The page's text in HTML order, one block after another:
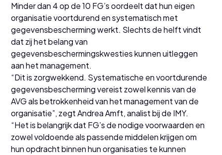
Minder dan 4 op de 10 FG’s oordeelt dat hun eigen
organisatie voortdurend en systematisch met
gegevensbescherming werkt. Slechts de helft vindt
dat zij het belang van
gegevensbeschermingskwesties kunnen uitleggen
aan het management.
“Dit is zorgwekkend. Systematische en voortdurende
gegevensbescherming vereist zowel kennis van de
AVG als betrokkenheid van het management van de
organisatie”, zegt Andrea Amft, analist bij de IMY.
“Het is belangrijk dat FG’s de nodige voorwaarden en
zowel voldoende als passende middelen krijgen om
hun opdracht binnen hun organisaties te kunnen